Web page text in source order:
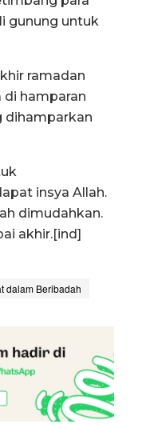
gunung untuk
ramadan
di hamparan
dihamparkan
insya Allah.
dimudahkan.
akhir.[ind]
dalam Beribadah